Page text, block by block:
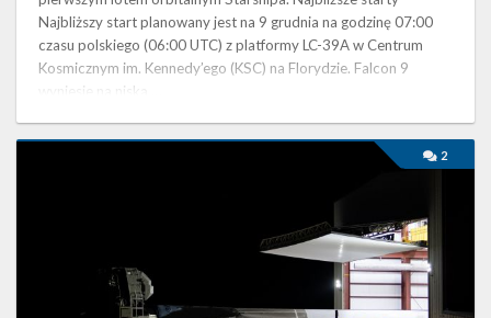
Najbliższy start planowany jest na 9 grudnia na godzinę 07:00
czasu polskiego (06:00 UTC) z platformy LC-39A w Centrum
Kosmicznym im. Kennedy’ego (KSC) na Florydzie. Falcon 9
wyniesie na niską …
2